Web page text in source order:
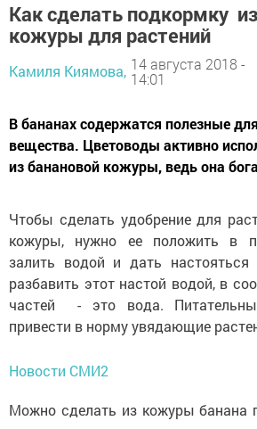
Как сделать подкормку
кожуры для растений
Камиля Киямова, 14 августа 2018 -
14:01
В бананах содержатся полезные
вещества. Цветоводы активно
из банановой кожуры, ведь она
Чтобы сделать удобрение для
кожуры, нужно ее положить в
залить водой и дать настояться
разбавить этот настой водой, в
частей - это вода.
привести в норму увядающие
Новости СМИ2
Можно сделать из кожуры банана